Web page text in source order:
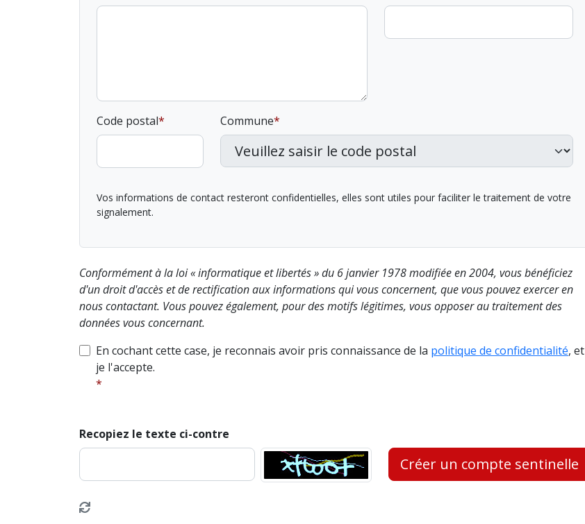
Code postal Commune
Vos informations de contact resteront confidentielles, elles sont utiles pour faciliter le traitement de votre
signalement.
Conformément à la loi « informatique et libertés » du 6 janvier 1978 modifiée en 2004, vous bénéficiez
d'un droit d'accès et de rectification aux informations qui vous concernent, que vous pouvez exercer en
nous contactant. Vous pouvez également, pour des motifs légitimes, vous opposer au traitement des
données vous concernant.
En cochant cette case, je reconnais avoir pris connaissance de la politique de confidentialité, et
je l'accepte.
Recopiez le texte ci-contre
Créer un compte sentinelle